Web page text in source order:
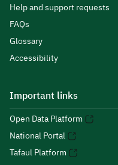
Help and support requests
FAQs
Glossary
Accessibility
Important links
Open Data Platform
National Portal
Tafaul Platform